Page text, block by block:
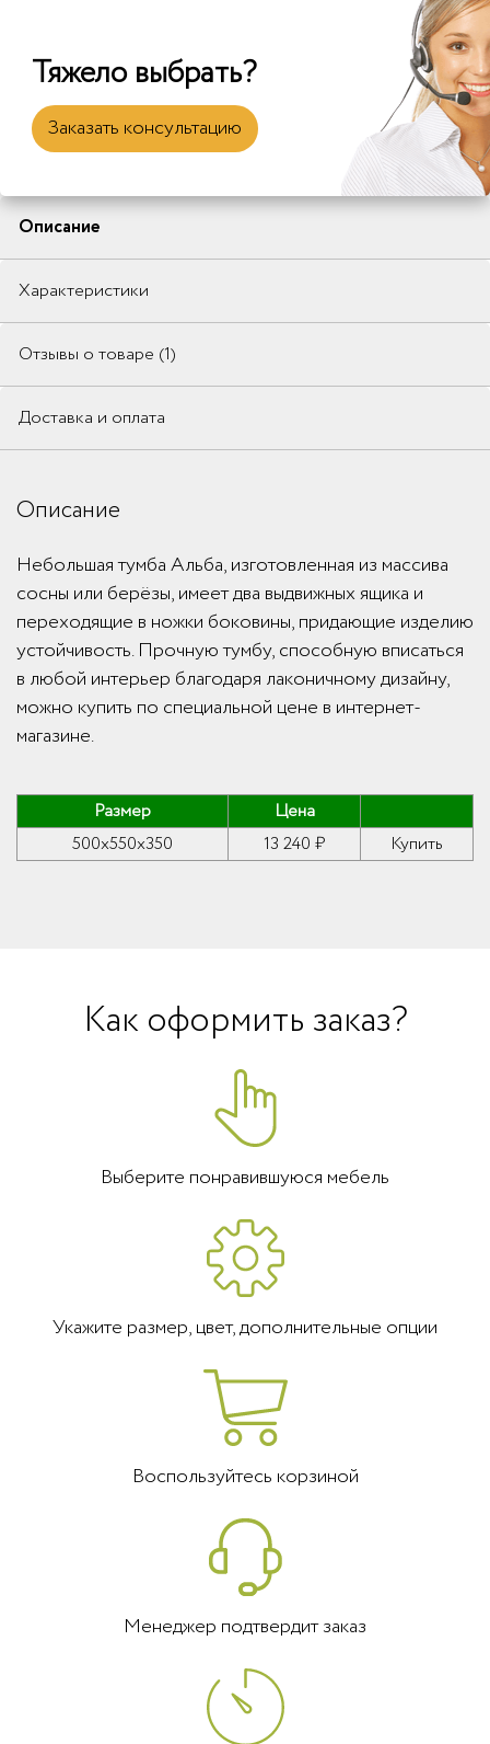
Тяжело выбрать?
Заказать консультацию
Описание
Характеристики
Отзывы о товаре (1)
Доставка и оплата
Описание
Небольшая тумба Альба, изготовленная из массива
сосны или берёзы, имеет два выдвижных ящика и
переходящие в ножки боковины, придающие изделию
устойчивость. Прочную тумбу, способную вписаться
в любой интерьер благодаря лаконичному дизайну,
можно купить по специальной цене в интернет-
магазине.
Размер
Цена
500x550x350
13 240 ₽ Купить
Как оформить заказ?
Выберите понравившуюся мебель
Укажите размер, цвет, дополнительные опции
Воспользуйтесь корзиной
Менеджер подтвердит заказ